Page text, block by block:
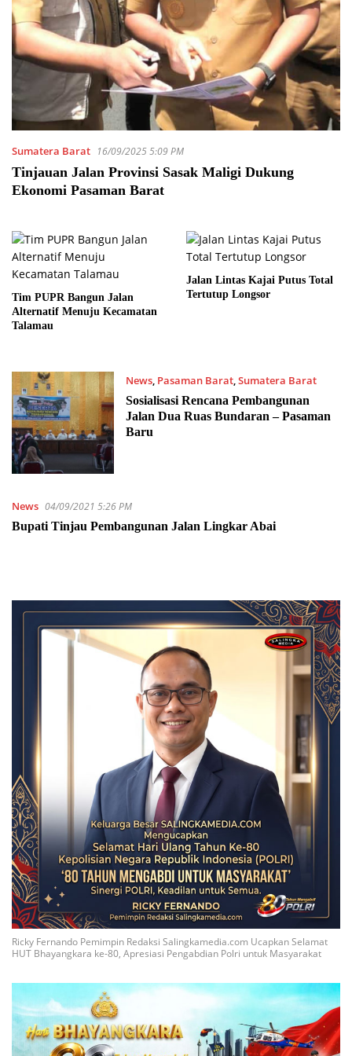
Sumatera Barat 16/09/2025 5:09 PM
Tinjauan Jalan Provinsi Sasak Maligi Dukung
Ekonomi Pasaman Barat
Tim PUPR Bangun Jalan
Alternatif Menuju Kecamatan
Talamau
Jalan Lintas Kajai Putus Total
Tertutup Longsor
News, Pasaman Barat,Sumatera Barat
31/12/2021 5:33 PM
Sosialisasi Rencana Pembangunan
Jalan Dua Ruas Bundaran – Pasaman
Baru
News 04/09/2021 5:26 PM
Bupati Tinjau Pembangunan Jalan Lingkar Abai
Ricky Fernando Pemimpin Redaksi Salingkamedia.com Ucapkan Selamat
HUT Bhayangkara ke-80, Apresiasi Pengabdian Polri untuk Masyarakat